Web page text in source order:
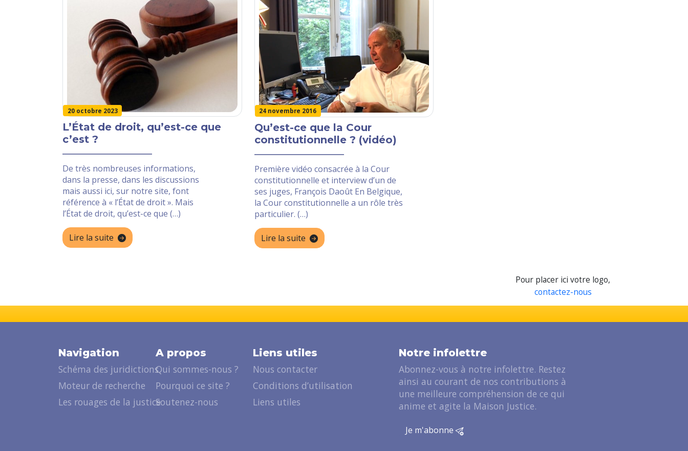
20 octobre 2023
L’État de droit, qu’est-ce que
c’est ?
De très nombreuses informations,
dans la presse, dans les discussions
mais aussi ici, sur notre site, font
référence à « l’État de droit ». Mais
l’État de droit, qu’est-ce que (…)
Lire la suite
24 novembre 2016
Qu’est-ce que la Cour
constitutionnelle ? (vidéo)
Première vidéo consacrée à la Cour
constitutionnelle et interview d’un de
ses juges, François Daoût En Belgique,
la Cour constitutionnelle a un rôle très
particulier. (…)
Lire la suite
Pour placer ici votre logo,
contactez-nous
Navigation
Schéma des juridictions
Moteur de recherche
Les rouages de la justice
A propos
Qui sommes-nous ?
Pourquoi ce site ?
Soutenez-nous
Liens utiles
Nous contacter
Conditions d’utilisation
Liens utiles
Notre infolettre
Abonnez-vous à notre infolettre. Restez
ainsi au courant de nos contributions à
une meilleure compréhension de ce qui
anime et agite la Maison Justice.
Je m'abonne